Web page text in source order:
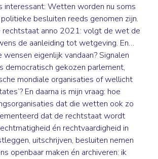
interessant: Wetten worden nu soms
besluiten reeds genomen zijn.
rechtstaat anno 2021: volgt de wet de
de aanleiding tot wetgeving. En…
wensen eigenlijk vandaan? Signalen
democratisch gekozen parlement,
mondiale organisaties of wellicht
En daarna is mijn vraag: hoe
dat die wetten ook zo
dat de rechtstaat wordt
én rechtvaardigheid in
uitschrijven, besluiten nemen
openbaar maken én archiveren: ik